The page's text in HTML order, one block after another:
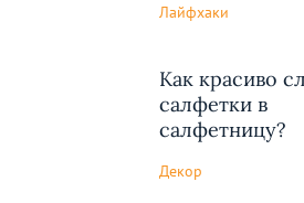
Лайфхаки
Как красиво
салфетки в
салфетницу?
Декор